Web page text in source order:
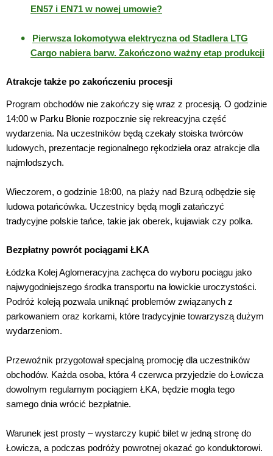
EN57 i EN71 w nowej umowie?
Pierwsza lokomotywa elektryczna od Stadlera LTG
Cargo nabiera barw. Zakończono ważny etap produkcji
Atrakcje także po zakończeniu procesji
Program obchodów nie zakończy się wraz z procesją. O godzinie
14:00 w Parku Błonie rozpocznie się rekreacyjna część
wydarzenia. Na uczestników będą czekały stoiska twórców
ludowych, prezentacje regionalnego rękodzieła oraz atrakcje dla
najmłodszych.
Wieczorem, o godzinie 18:00, na plaży nad Bzurą odbędzie się
ludowa potańcówka. Uczestnicy będą mogli zatańczyć
tradycyjne polskie tańce, takie jak oberek, kujawiak czy polka.
Bezpłatny powrót pociągami ŁKA
Łódzka Kolej Aglomeracyjna zachęca do wyboru pociągu jako
najwygodniejszego środka transportu na łowickie uroczystości.
Podróż koleją pozwala uniknąć problemów związanych z
parkowaniem oraz korkami, które tradycyjnie towarzyszą dużym
wydarzeniom.
Przewoźnik przygotował specjalną promocję dla uczestników
obchodów. Każda osoba, która 4 czerwca przyjedzie do Łowicza
dowolnym regularnym pociągiem ŁKA, będzie mogła tego
samego dnia wrócić bezpłatnie.
Warunek jest prosty – wystarczy kupić bilet w jedną stronę do
Łowicza, a podczas podróży powrotnej okazać go konduktorowi.